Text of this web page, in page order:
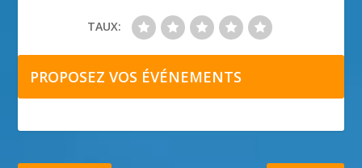
TAUX:
PROPOSEZ VOS ÉVÉNEMENTS